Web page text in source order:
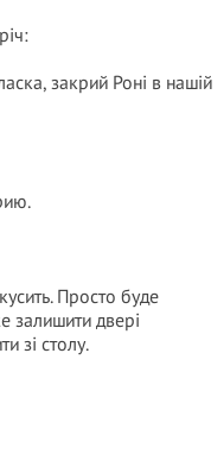
закрий Роні в нашій
Просто буде
залишити двері
зі столу.